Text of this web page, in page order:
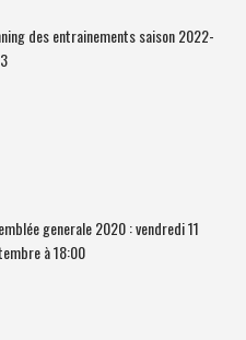
des entrainements saison 2022-
generale 2020 : vendredi 11
à 18:00